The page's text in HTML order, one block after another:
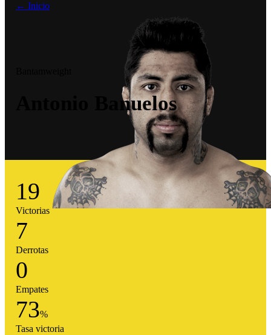
← Inicio
Antonio Banuelos
19
Victorias
7
Derrotas
0
Empates
73%
Tasa victoria